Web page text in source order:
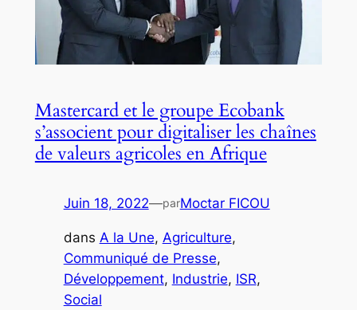
Mastercard et le groupe Ecobank
s’associent pour digitaliser les chaînes
de valeurs agricoles en Afrique
Juin 18, 2022—parMoctar FICOU
dans A la Une, Agriculture
Communiqué de Presse
Développement, Industrie, ISR
Social